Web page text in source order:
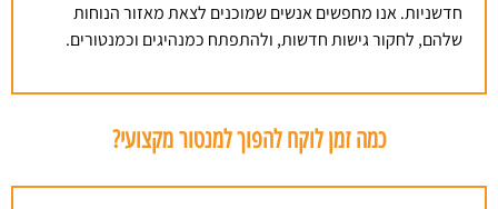
חדשניות. אנו מחפשים אנשים שמוכנים לצאת מאזור הנוחות
שלהם, לחקור גישות חדשות, ולהתפתח כמנהיגים וכמנטורים.
כמה זמן לוקח להפוך למנטור מקצועי?